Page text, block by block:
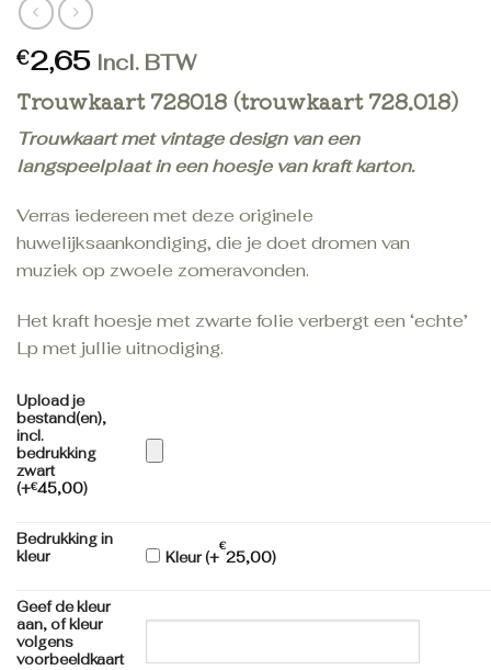
€2,65 Incl. BTW
Trouwkaart 728018 (trouwkaart 728.018)
Trouwkaart met vintage design van een
langspeelplaat in een hoesje van kraft karton.
Verras iedereen met deze originele
huwelijksaankondiging, die je doet dromen van
muziek op zwoele zomeravonden.
Het kraft hoesje met zwarte folie verbergt een ‘echte’
Lp met jullie uitnodiging.
Upload je
bestand(en),
incl.
bedrukking
zwart
(+€45,00)
Bedrukking in
kleur
Kleur (+
€
25,00)
Geef de kleur
aan, of kleur
volgens
voorbeeldkaart